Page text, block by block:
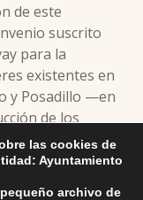
de este
suscrito
para la
existentes en
y Posadillo —en
de los
en
a los
las cookies de
Ayuntamiento
archivo de